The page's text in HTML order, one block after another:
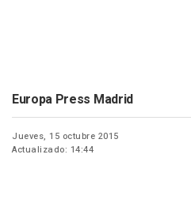
Europa Press Madrid
Jueves, 15 octubre 2015
Actualizado: 14:44